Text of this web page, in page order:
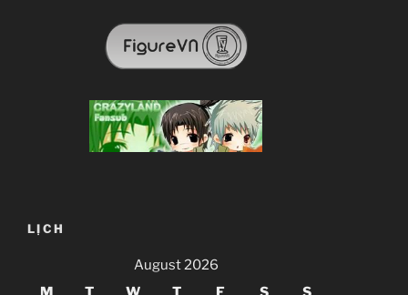
LỊCH
August 2026